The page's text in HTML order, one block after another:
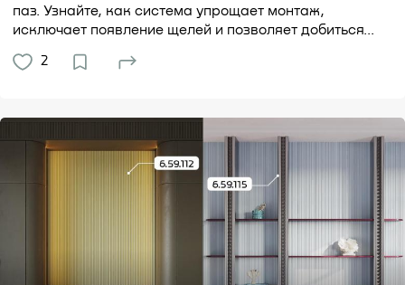
паз. Узнайте, как система упрощает монтаж,
исключает появление щелей и позволяет добиться...
2